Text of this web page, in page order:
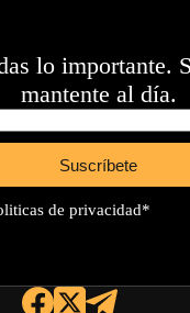
lo importante.
mantente al día.
Suscríbete
de privacidad*